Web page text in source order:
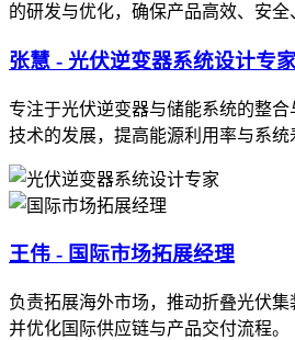
的研发与优化，确保产品高效、安全
张慧 - 光伏逆变器系统设计专家
专注于光伏逆变器与储能系统的整
技术的发展，提高能源利用率与系统
王伟 - 国际市场拓展经理
负责拓展海外市场，推动折叠光伏集
并优化国际供应链与产品交付流程。